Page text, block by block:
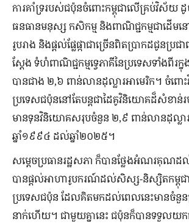
ការគាំទ្ររបស់ជប៉ុនចំពោះកម្ពុជាលើគ្រប់វិស័យ ដូ
ធនធានមនុស្ស កសិកម្ម និងពាណិជ្ជកម្មជាដើម
រូបរាង និងផ្តល់ផ្លែផ្កាជាច្រើនពិតប្រាកដជូនប្រជ
ស្តែង ទំហំពាណិជ្ជកម្មទ្វេភាគីនៃប្រទេសទាំងពីរ
បានជាង ២,៦ ពាន់លានដុល្លារអាមេរិក។ ចំព
ប្រទេសជប៉ុននៅតែបន្តជាដៃគូវិនិយោគដ៏សំខាន់
មានទុនវិនិយោគសរុបចំនួន ២,៩ ពាន់លានដុល្លារ
ឆ្នាំ១៩៩៤ ដល់ឆ្នាំ២០២៥។
សម្តេចប្រធានរដ្ឋសភា ក៏បានថ្លែងអំណរគុណ
បានផ្តល់អាហារូបករណ៍ដល់សិស្ស-និស្សិតកម្ពុជ
ប្រទេសជប៉ុន ដែលគិតមកដល់ពេលនេះមានចំ
នាក់ហើយ។ ជាមួយគ្នានេះ ជប៉ុនក៏បានទទួលយ